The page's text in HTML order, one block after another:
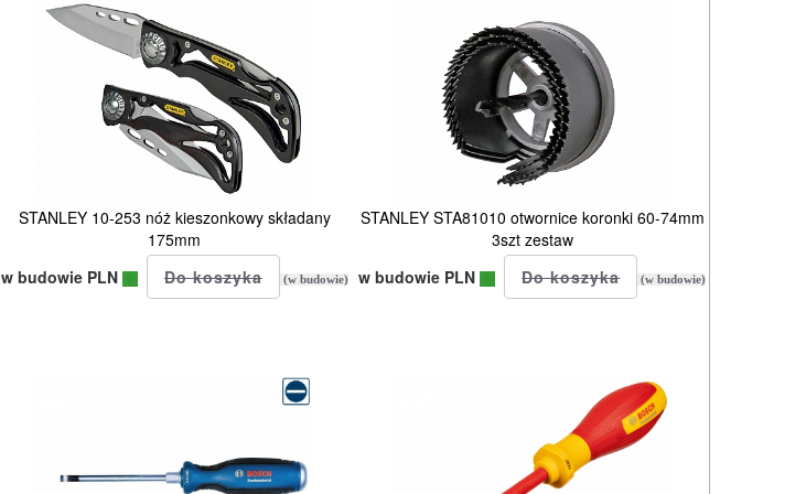
STANLEY 10-253 nóż kieszonkowy składany
175mm
w budowie PLN
(w budowie)
STANLEY STA81010 otwornice koronki 60-74mm
3szt zestaw
w budowie PLN
(w budowie)